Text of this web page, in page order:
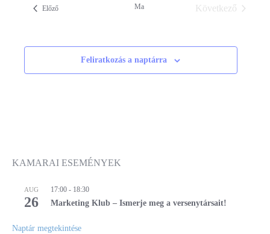
ElőzőEsemények Ma
Következő
Feliratkozás a naptárra
KAMARAI ESEMÉNYEK
AUG
26
17:00 - 18:30
Marketing Klub – Ismerje meg a versenytársait!
Naptár megtekintése